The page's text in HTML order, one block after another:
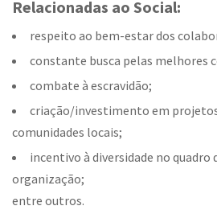
Relacionadas ao Social:
respeito ao bem-estar dos
constante busca pelas melhores
combate à escravidão;
criação/investimento em
comunidades locais;
incentivo à diversidade no quadro
organização;
entre outros.